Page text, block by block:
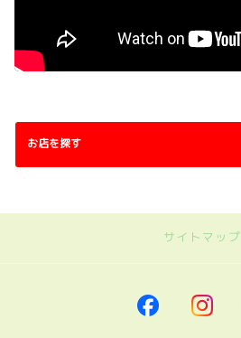
お店を探す
サイトマップ
｜ネッツトヨタ南海